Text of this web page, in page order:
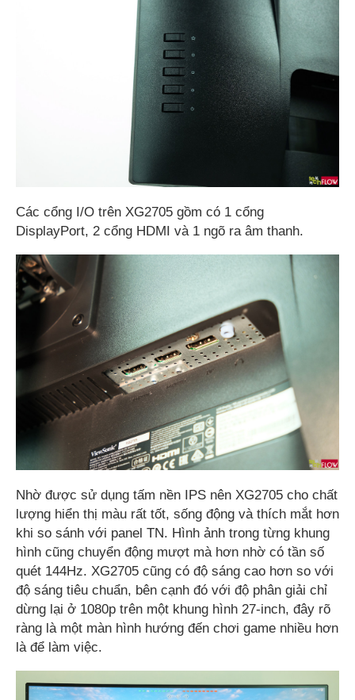
Các cổng I/O trên XG2705 gồm có 1 cổng
DisplayPort, 2 cổng HDMI và 1 ngõ ra âm thanh.
Nhờ được sử dụng tấm nền IPS nên XG2705 cho chất
lượng hiển thị màu rất tốt, sống động và thích mắt hơn
khi so sánh với panel TN. Hình ảnh trong từng khung
hình cũng chuyển động mượt mà hơn nhờ có tần số
quét 144Hz. XG2705 cũng có độ sáng cao hơn so với
độ sáng tiêu chuẩn, bên cạnh đó với độ phân giải chỉ
dừng lại ở 1080p trên một khung hình 27-inch, đây rõ
ràng là một màn hình hướng đến chơi game nhiều hơn
là để làm việc.